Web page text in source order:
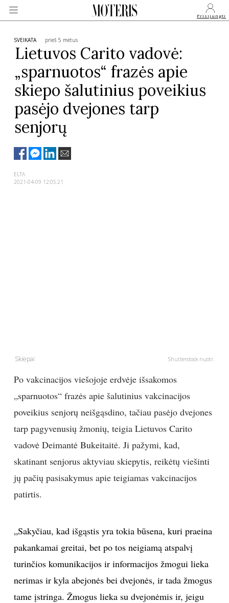
Prisijungti
VEIDAI
MONARCHIJA
MADA
GROŽIS
KULTŪRA
LAISVALAIKIS
KINAS
MUZIKA
TEATRAS
FOTOGRAFIJA
MENAS
SVEIKATA prieš 5 metus
Lietuvos Carito vadovė:
„sparnuotos“ frazės apie
skiepo šalutinius poveikius
pasėjo dvejones tarp
senjorų
ELTA
2021-04-09 12:05:21
Skiepai Shutterstock nuotr.
Po vakcinacijos viešojoje erdvėje išsakomos
„sparnuotos“ frazės apie šalutinius vakcinacijos
poveikius senjorų neišgąsdino, tačiau pasėjo dvejones
tarp pagyvenusių žmonių, teigia Lietuvos Carito
vadovė Deimantė Bukeitaitė. Ji pažymi, kad,
skatinant senjorus aktyviau skiepytis, reikėtų viešinti
jų pačių pasisakymus apie teigiamas vakcinacijos
patirtis.
„Sakyčiau, kad išgąstis yra tokia būsena, kuri praeina
pakankamai greitai, bet po tos neigiamą atspalvį
turinčios komunikacijos ir informacijos žmogui lieka
nerimas ir kyla abejonės bei dvejonės, ir tada žmogus
tame įstringa. Žmogus lieka su dvejonėmis ir, jeigu